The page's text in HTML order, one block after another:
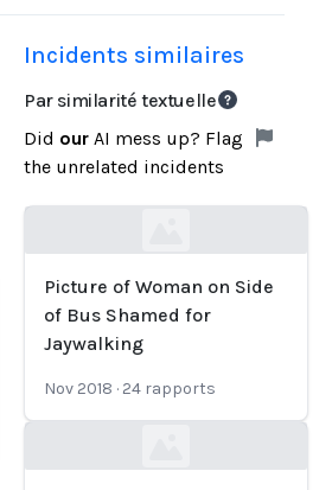
Incidents similaires
Par similarité textuelle
Did our AI mess up? Flag
the unrelated incidents
Picture of Woman on Side
of Bus Shamed for
Jaywalking
Nov 2018 · 24 rapports